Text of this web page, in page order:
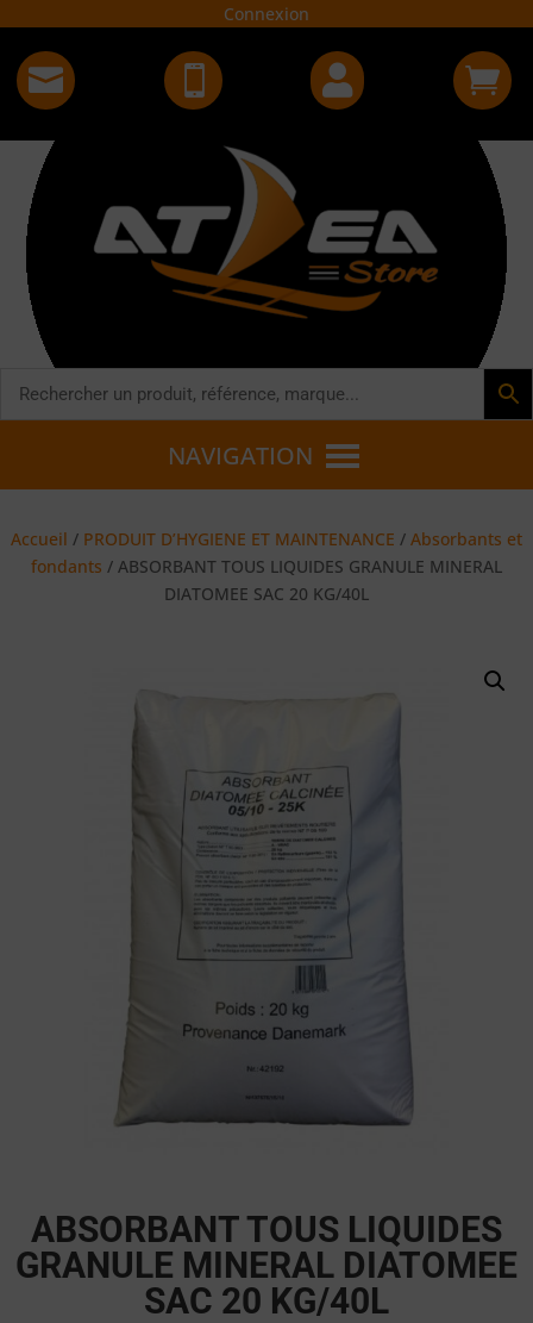
Connexion
   
NAVIGATION
Accueil / PRODUIT D’HYGIENE ET MAINTENANCE / Absorbants et
fondants / ABSORBANT TOUS LIQUIDES GRANULE MINERAL
DIATOMEE SAC 20 KG/40L
ABSORBANT TOUS LIQUIDES
GRANULE MINERAL DIATOMEE
SAC 20 KG/40L